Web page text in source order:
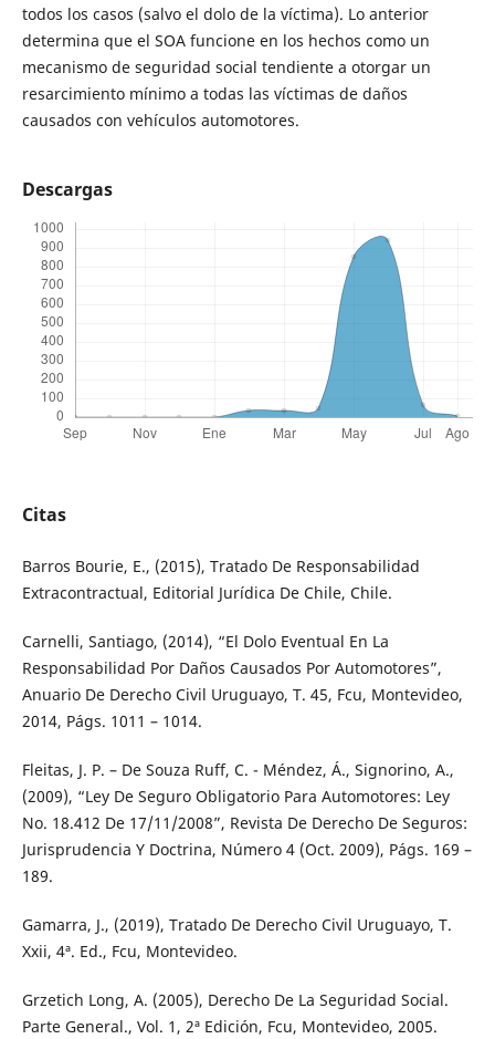
todos los casos (salvo el dolo de la víctima). Lo anterior
determina que el SOA funcione en los hechos como un
mecanismo de seguridad social tendiente a otorgar un
resarcimiento mínimo a todas las víctimas de daños
causados con vehículos automotores.
Descargas
Citas
Barros Bourie, E., (2015), Tratado De Responsabilidad
Extracontractual, Editorial Jurídica De Chile, Chile.
Carnelli, Santiago, (2014), “El Dolo Eventual En La
Responsabilidad Por Daños Causados Por Automotores”,
Anuario De Derecho Civil Uruguayo, T. 45, Fcu, Montevideo,
2014, Págs. 1011 – 1014.
Fleitas, J. P. – De Souza Ruff, C. - Méndez, Á., Signorino, A.,
(2009), “Ley De Seguro Obligatorio Para Automotores: Ley
No. 18.412 De 17/11/2008”, Revista De Derecho De Seguros:
Jurisprudencia Y Doctrina, Número 4 (Oct. 2009), Págs. 169 –
189.
Gamarra, J., (2019), Tratado De Derecho Civil Uruguayo, T.
Xxii, 4ª. Ed., Fcu, Montevideo.
Grzetich Long, A. (2005), Derecho De La Seguridad Social.
Parte General., Vol. 1, 2ª Edición, Fcu, Montevideo, 2005.